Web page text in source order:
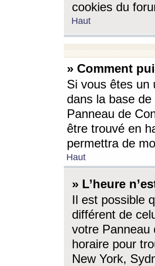
cookies du
Haut
» Comment
Si vous êtes un
dans la base
Panneau de
être trouvé en
permettra de
Haut
» L’heure
Il est possible
différent de
votre Panneau
horaire pour
New York,